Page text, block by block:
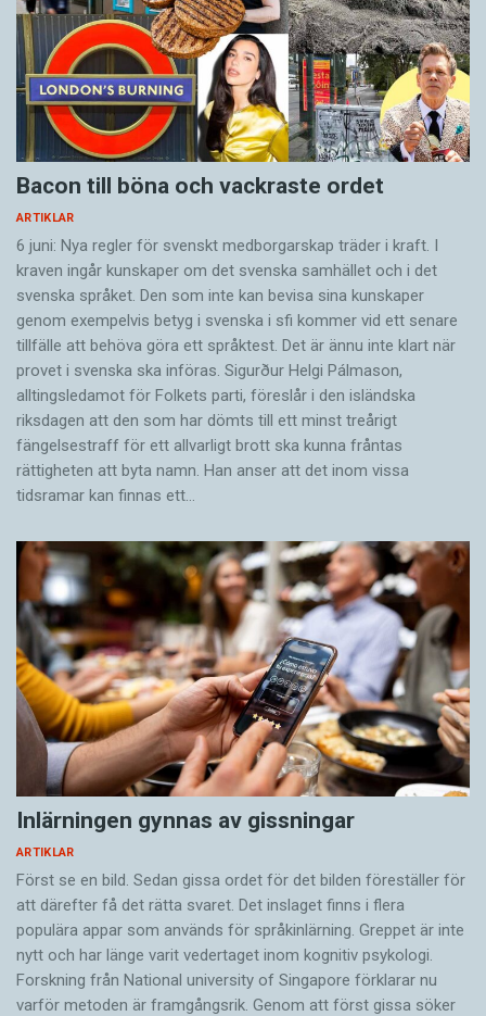
Bacon till böna och vackraste ordet
ARTIKLAR
6 juni: Nya regler för svenskt medborgarskap träder i kraft. I
kraven ingår kunskaper om det svenska samhället och i det
svenska språket. Den som inte kan bevisa sina kunskaper
genom exempelvis betyg i svenska i sfi kommer vid ett senare
tillfälle att behöva göra ett språktest. Det är ännu inte klart när
provet i svenska ska införas. Sigurður Helgi Pálmason,
alltingsledamot för Folkets parti, föreslår i den isländska
riksdagen att den som har dömts till ett minst treårigt
fängelsestraff för ett allvarligt brott ska kunna fråntas
rättigheten att byta namn. Han anser att det inom vissa
tidsramar kan finnas ett…
Inlärningen gynnas av gissningar
ARTIKLAR
Först se en bild. Sedan gissa ordet för det bilden föreställer för
att därefter få det rätta svaret. Det inslaget finns i flera
populära appar som används för språkinlärning. Greppet är inte
nytt och har länge varit vedertaget inom kognitiv psykologi.
Forskning från National university of Singa­pore förklarar nu
varför metoden är framgångsrik. Genom att först gissa ­söker